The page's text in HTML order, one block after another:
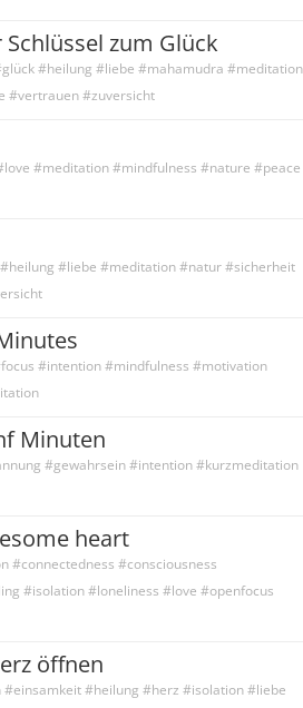
Schlüssel zum Glück
#heilung #liebe #mahamudra #meditation
#vertrauen #zuversicht
#meditation #mindfulness #nature #peace
#liebe #meditation #natur #sicherheit
#intention #mindfulness #motivation
Minuten
#gewahrsein #intention #kurzmeditation
heart
#connectedness #consciousness
#isolation #loneliness #love #openfocus
öffnen
#heilung #herz #isolation #liebe